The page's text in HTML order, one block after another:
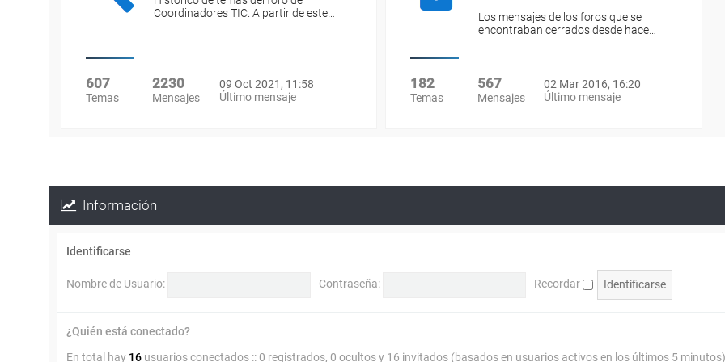
Coordinadores TIC. A partir de este…
607
Temas
2230
Mensajes
09 Oct 2021, 11:58
Último mensaje
Los mensajes de los foros que se
encontraban cerrados desde hace…
182
Temas
567
Mensajes
02 Mar 2016, 16:20
Último mensaje
Información
Identificarse
Nombre de Usuario: Contraseña: Recordar
¿Quién está conectado?
En total hay 16 usuarios conectados :: 0 registrados, 0 ocultos y 16 invitados (basados en usuarios activos en los últimos 5 minutos)